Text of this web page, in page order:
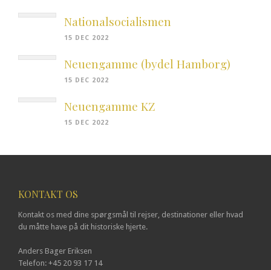
Nationalsocialismen
15 DEC 2022
Neuengamme (bydel Hamborg)
15 DEC 2022
Neuengamme KZ
15 DEC 2022
KONTAKT OS
Kontakt os med dine spørgsmål til rejser, destinationer eller hvad
du måtte have på dit historiske hjerte.
Anders Bager Eriksen
Telefon: +45 20 93 17 14